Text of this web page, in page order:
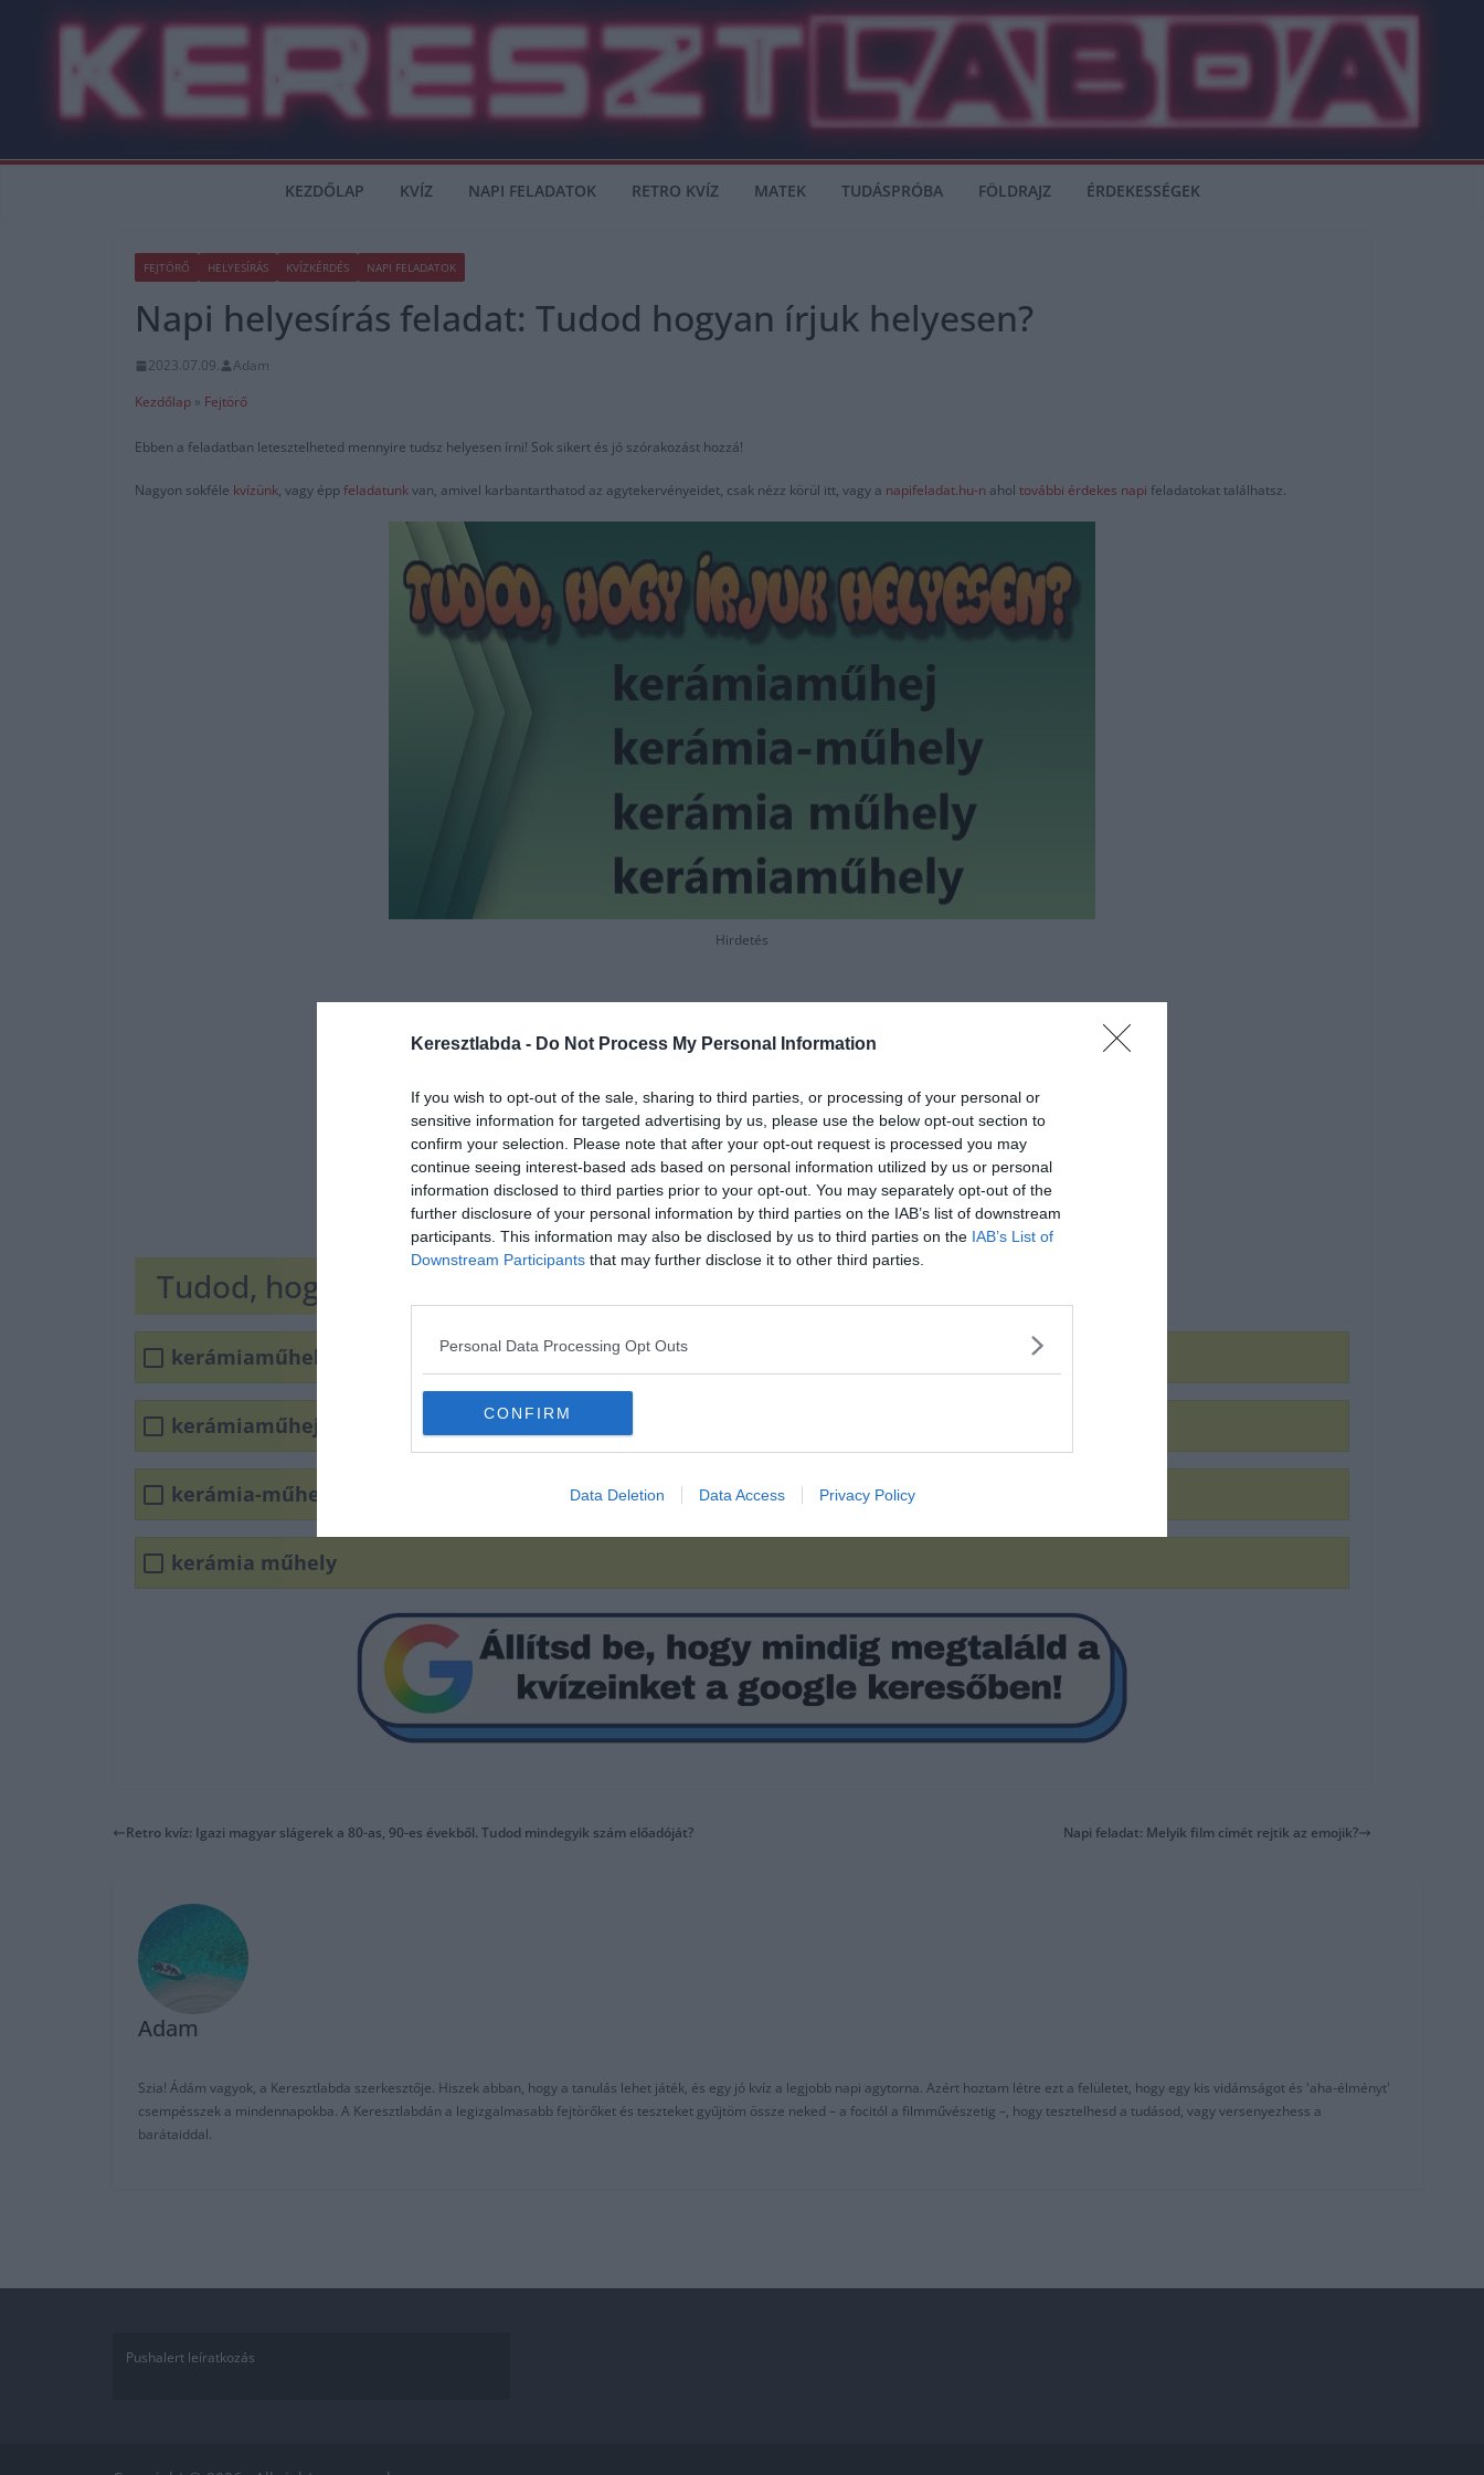
Keresztlabda - Do Not Process My Personal Information
If you wish to opt-out of the sale, sharing to third parties, or processing of your personal or
sensitive information for targeted advertising by us, please use the below opt-out section to
confirm your selection. Please note that after your opt-out request is processed you may
continue seeing interest-based ads based on personal information utilized by us or personal
information disclosed to third parties prior to your opt-out. You may separately opt-out of the
further disclosure of your personal information by third parties on the IAB’s list of downstream
participants. This information may also be disclosed by us to third parties on the IAB’s List of
Downstream Participants that may further disclose it to other third parties.
Personal Data Processing Opt Outs
CONFIRM
Data Deletion Data Access Privacy Policy
KEZDŐLAP KVÍZ NAPI FELADATOK RETRO KVÍZ MATEK TUDÁSPRÓBA FÖLDRAJZ ÉRDEKESSÉGEK
FEJTÖRŐ HELYESÍRÁS KVÍZKÉRDÉS NAPI FELADATOK
Napi helyesírás feladat: Tudod hogyan írjuk helyesen?
2023.07.09.
Adam
Kezdőlap » Fejtörő
Ebben a feladatban letesztelheted mennyire tudsz helyesen írni! Sok sikert és jó szórakozást hozzá!
Nagyon sokféle kvízünk, vagy éppfeladatunkvan, amivel karbantarthatod az agytekervényeidet, csak nézz körül itt, vagy a napifeladat.hu-n ahol további érdekes napi feladatokat találhatsz.
Hirdetés
Tudod, hogy írjuk helyesen?
kerámiaműhely
kerámiaműhej
kerámia-műhely
kerámia műhely
Retro kvíz: Igazi magyar slágerek a 80-as, 90-es évekből. Tudod mindegyik szám előadóját? Napi feladat: Melyik film címét rejtik az emojik?
Adam
Szia! Ádám vagyok, a Keresztlabda szerkesztője. Hiszek abban, hogy a tanulás lehet játék, és egy jó kvíz a legjobb napi agytorna. Azért hoztam létre ezt a felületet, hogy egy kis vidámságot és 'aha-élményt'
csempésszek a mindennapokba. A Keresztlabdán a legizgalmasabb fejtörőket és teszteket gyűjtöm össze neked – a focitól a filmművészetig –, hogy tesztelhesd a tudásod, vagy versenyezhess a
barátaiddal.
Pushalert leíratkozás